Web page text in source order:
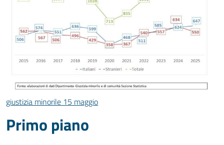
giustizia minorile 15 maggio
Primo piano